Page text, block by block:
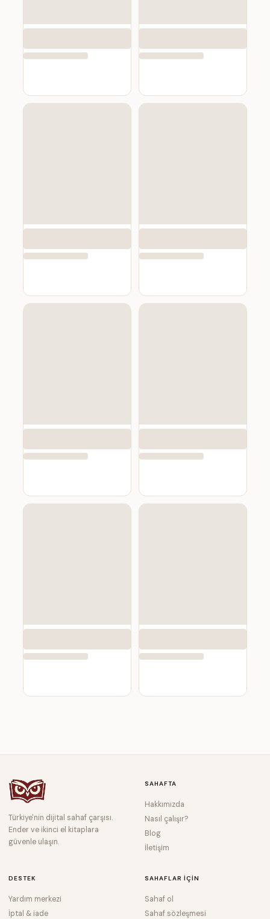
Türkiye'nin dijital sahaf çarşısı.
Ender ve ikinci el kitaplara
güvenle ulaşın.
SAHAFTA
Hakkımızda
Nasıl çalışır?
Blog
İletişim
DESTEK
Yardım merkezi
İptal & iade
SAHAFLAR IÇIN
Sahaf ol
Sahaf sözleşmesi